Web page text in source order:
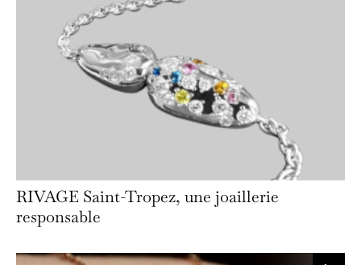
RIVAGE Saint-Tropez, une joaillerie
responsable